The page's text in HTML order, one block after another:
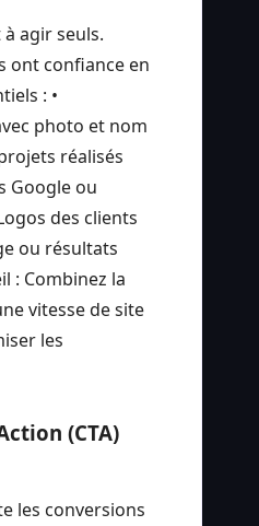
agir seuls.
ont confiance en
: •
photo et nom
réalisés
Google ou
des clients
ou résultats
: Combinez la
vitesse de site
les
(CTA)
les conversions